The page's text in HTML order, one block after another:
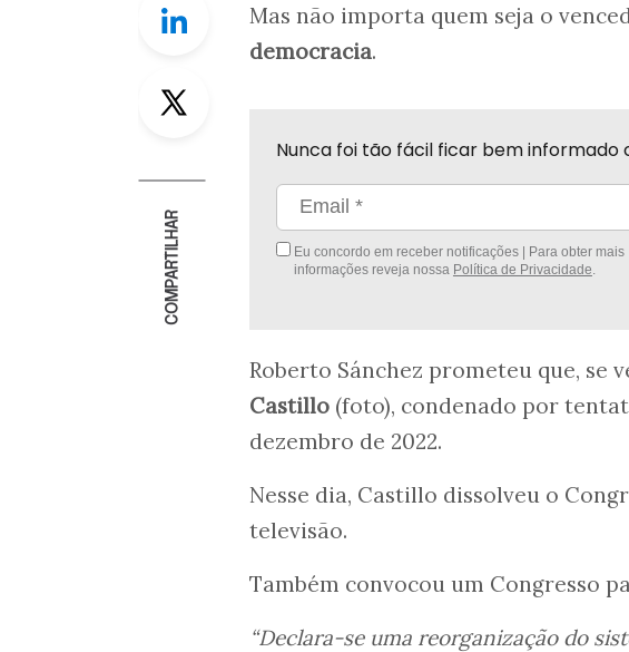
COMPARTILHAR
Mas não importa quem seja o
democracia.
Nunca foi tão fácil ficar bem informado
Eu concordo em receber notificações | Para obter mais
informações reveja nossa Política de Privacidade
Roberto Sánchez prometeu que, se
Castillo (foto), condenado por
dezembro de 2022.
Nesse dia, Castillo dissolveu o
televisão.
Também convocou um Congresso
“Declara-se uma reorganização do